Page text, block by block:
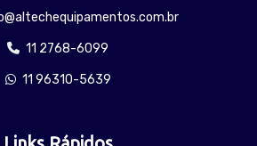
11 2768-6099
11 96310-5639